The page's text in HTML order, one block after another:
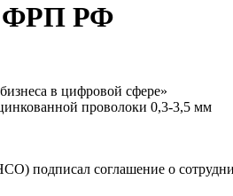
ФРП РФ
в цифровой сфере»
проволоки 0,3-3,5 мм
подписал соглашение о